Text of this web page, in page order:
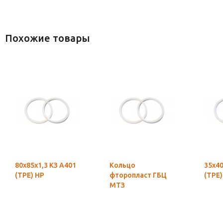
Похожие товары
80х85х1,3 КЗ А401
(ТРЕ) НР
Кольцо
фторопласт ГБЦ
МТЗ